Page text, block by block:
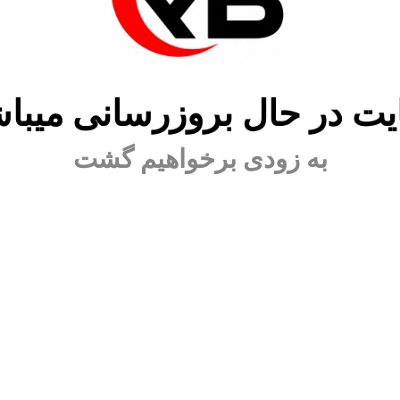
در حال بروزرسانی
به زودی برخواهیم گشت